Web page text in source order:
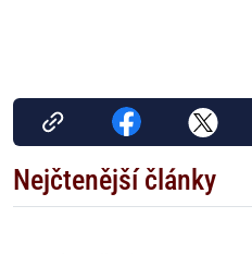
Nejčtenější články